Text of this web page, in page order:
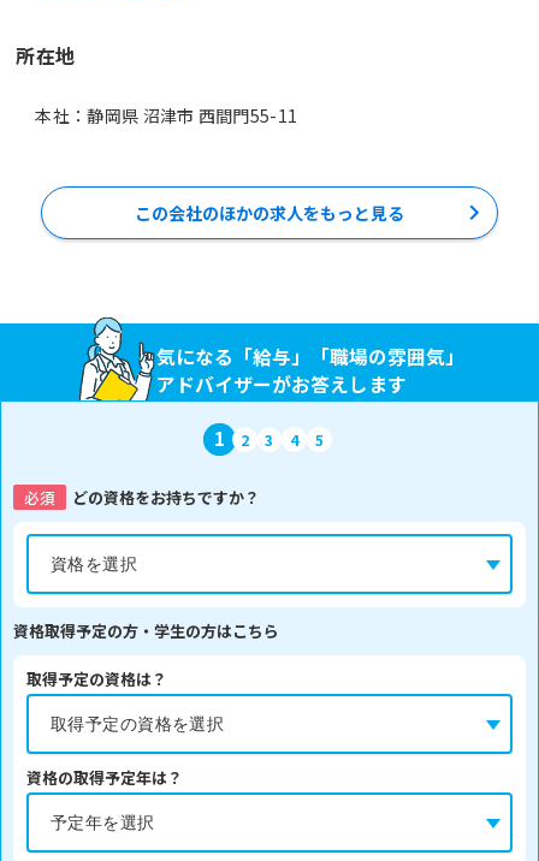
所在地
本社：静岡県 沼津市 西間門55-11
この会社のほかの求人をもっと見る
気になる「給与」「職場の雰囲気」
アドバイザーがお答えします
1 2 3 4 5
必須 どの資格をお持ちですか？
資格取得予定の方・学生の方はこちら
取得予定の資格は？
資格の取得予定年は？